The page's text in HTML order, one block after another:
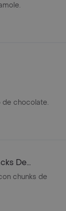
chocolate.
De
chunks de